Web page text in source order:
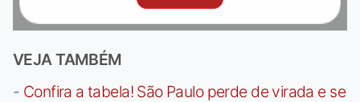
VEJA TAMBÉM
- Confira a tabela! São Paulo perde de virada e se